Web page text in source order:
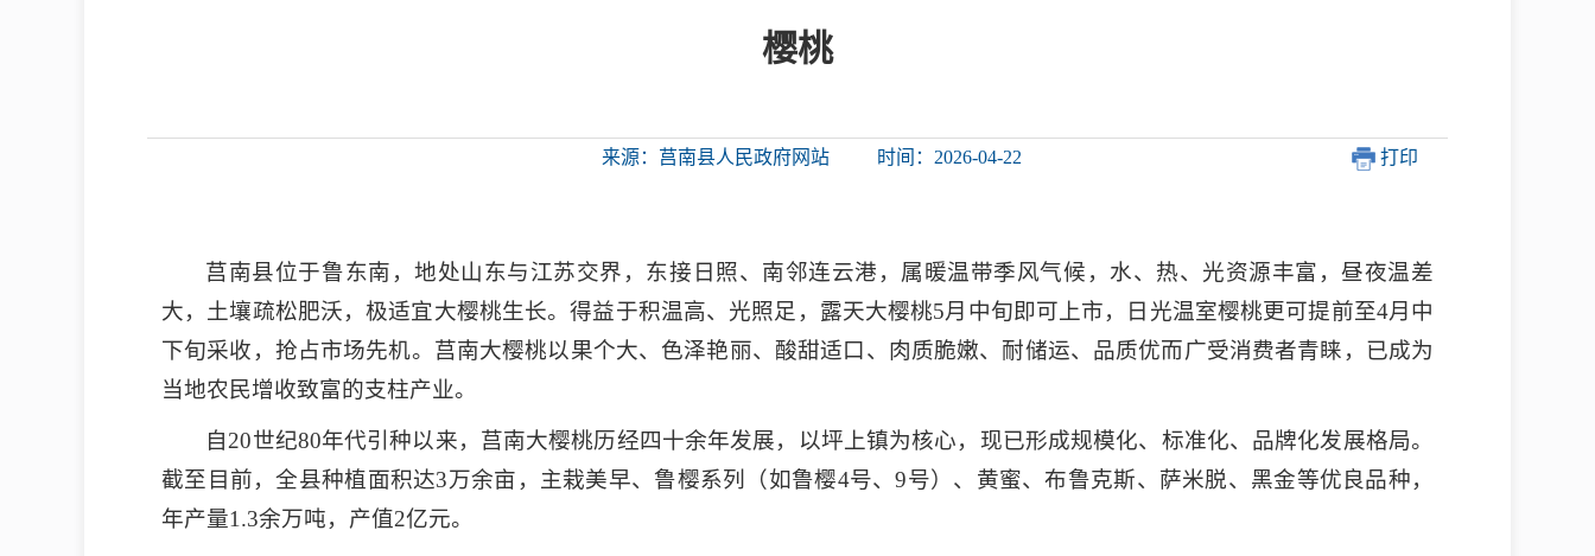
县情
经济发展 图说莒南
全景莒南
互动
政府开放日 网上调查
12345热线
樱桃
来源：莒南县人民政府网站 时间：2026-04-22 打印
莒南县位于鲁东南，地处山东与江苏交界，东接日照、南邻连云港，属暖温带季风气候，水、热、光资源丰富，昼夜温差
大，土壤疏松肥沃，极适宜大樱桃生长。得益于积温高、光照足，露天大樱桃5月中旬即可上市，日光温室樱桃更可提前至4月中
下旬采收，抢占市场先机。莒南大樱桃以果个大、色泽艳丽、酸甜适口、肉质脆嫩、耐储运、品质优而广受消费者青睐，已成为
当地农民增收致富的支柱产业。
自20世纪80年代引种以来，莒南大樱桃历经四十余年发展，以坪上镇为核心，现已形成规模化、标准化、品牌化发展格局。
截至目前，全县种植面积达3万余亩，主栽美早、鲁樱系列（如鲁樱4号、9号）、黄蜜、布鲁克斯、萨米脱、黑金等优良品种，
年产量1.3余万吨，产值2亿元。